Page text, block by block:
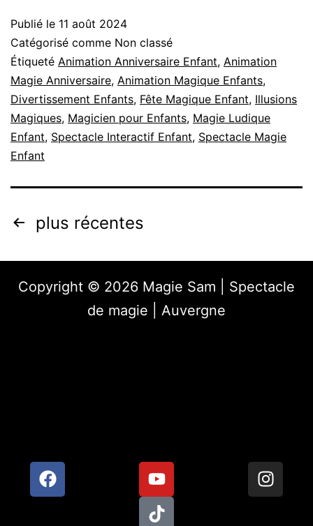
Publié le 11 août 2024
Catégorisé comme Non classé
Étiqueté Animation Anniversaire Enfant, Animation
Magie Anniversaire, Animation Magique Enfants,
Divertissement Enfants, Fête Magique Enfant, Illusions
Magiques, Magicien pour Enfants, Magie Ludique
Enfant, Spectacle Interactif Enfant, Spectacle Magie
Enfant
plus récentes
Copyright © 2026 Magie Sam | Spectacle
de magie | Auvergne